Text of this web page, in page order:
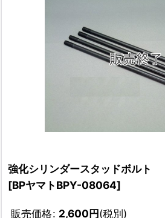
強化シリンダースタッドボルト
[BPヤマトBPY-08064]
販売価格: 2,600円(税別)